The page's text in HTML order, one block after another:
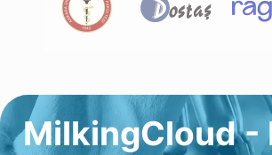
MilkingCloud -